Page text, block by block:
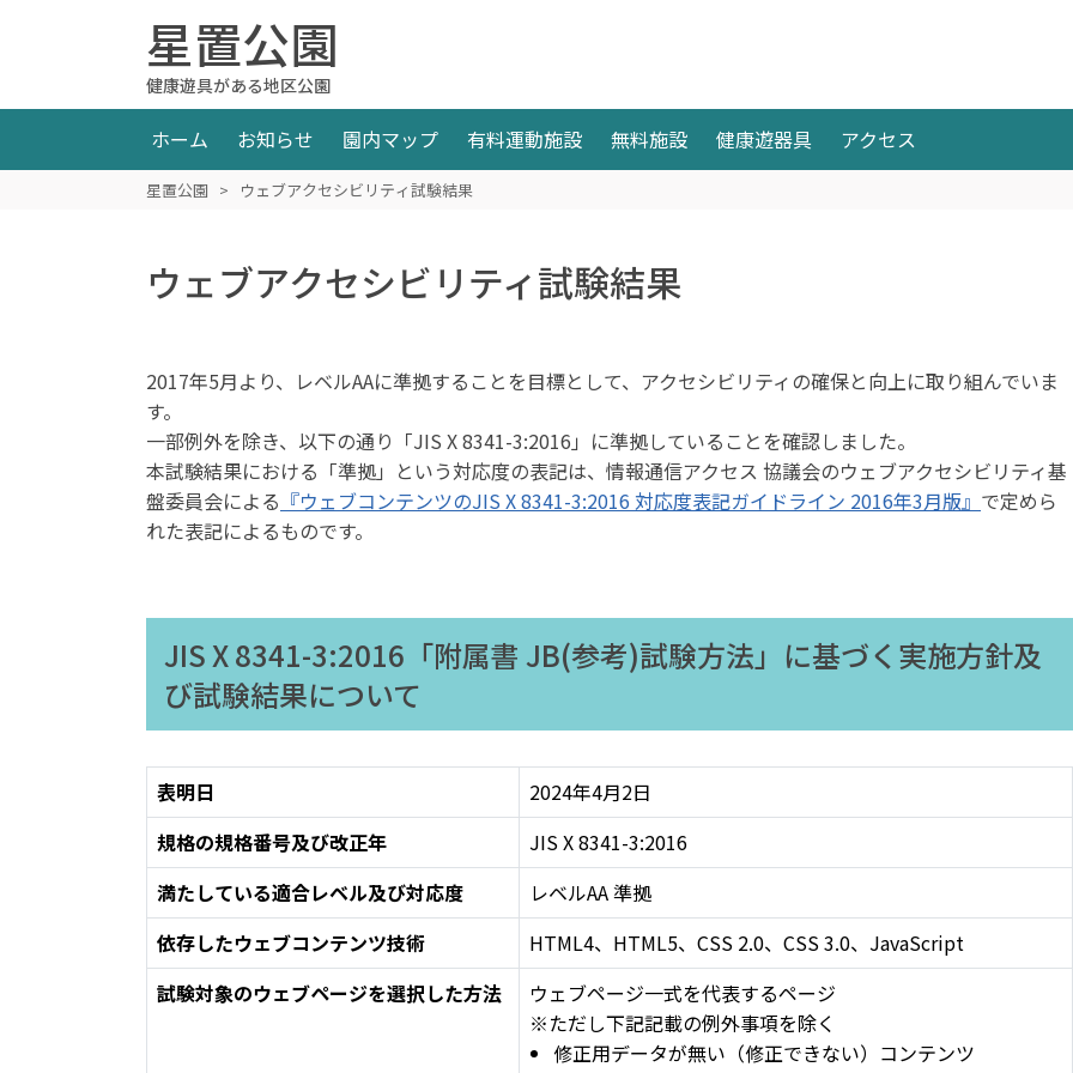
星置公園
健康遊具がある地区公園
ホーム お知らせ 園内マップ 有料運動施設 無料施設 健康遊器具 アクセス
星置公園 > ウェブアクセシビリティ試験結果
ウェブアクセシビリティ試験結果
2017年5月より、レベルAAに準拠することを目標として、アクセシビリティの確保と向上に取り組んでいま
す。
一部例外を除き、以下の通り「JIS X 8341-3:2016」に準拠していることを確認しました。
本試験結果における「準拠」という対応度の表記は、情報通信アクセス 協議会のウェブアクセシビリティ基
盤委員会による 『ウェブコンテンツのJIS X 8341-3:2016 対応度表記ガイドライン 2016年3月版』 で定めら
れた表記によるものです。
JIS X 8341-3:2016「附属書 JB(参考)試験方法」に基づく実施方針及
び試験結果について
表明日
2024年4月2日
規格の規格番号及び改正年
JIS X 8341-3:2016
満たしている適合レベル及び対応度
レベルAA 準拠
依存したウェブコンテンツ技術
HTML4、HTML5、CSS 2.0、CSS 3.0、JavaScript
試験対象のウェブページを選択した方法
ウェブページ一式を代表するページ
※ただし下記記載の例外事項を除く
修正用データが無い（修正できない）コンテンツ